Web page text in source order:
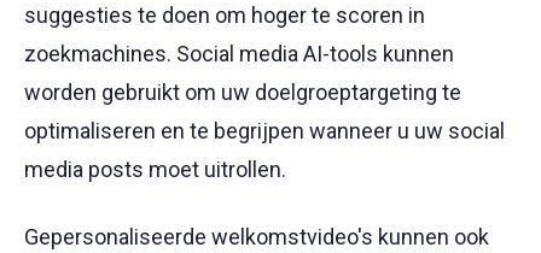
suggesties te doen om hoger te scoren in
zoekmachines. Social media AI-tools kunnen
worden gebruikt om uw doelgroeptargeting te
optimaliseren en te begrijpen wanneer u uw social
media posts moet uitrollen.
Gepersonaliseerde welkomstvideo's kunnen ook